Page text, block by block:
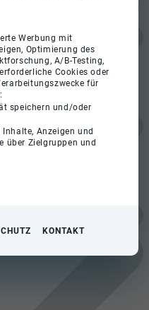
Werbung mit
Optimierung des
A/B-Testing,
Cookies oder
für
speichern und/oder
Anzeigen und
über Zielgruppen und
KONTAKT